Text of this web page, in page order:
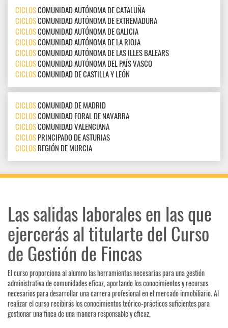
CICLOSCOMUNIDAD AUTÓNOMA DE CATALUÑA
CICLOSCOMUNIDAD AUTÓNOMA DE EXTREMADURA
CICLOSCOMUNIDAD AUTÓNOMA DE GALICIA
CICLOSCOMUNIDAD AUTÓNOMA DE LA RIOJA
CICLOSCOMUNIDAD AUTÓNOMA DE LAS ILLES BALEARS
CICLOSCOMUNIDAD AUTÓNOMA DEL PAÍS VASCO
CICLOSCOMUNIDAD DE CASTILLA Y LEÓN
CICLOSCOMUNIDAD DE MADRID
CICLOSCOMUNIDAD FORAL DE NAVARRA
CICLOSCOMUNIDAD VALENCIANA
CICLOSPRINCIPADO DE ASTURIAS
CICLOSREGIÓN DE MURCIA
Las salidas laborales en las que
ejercerás al titularte del Curso
de Gestión de Fincas
El curso proporciona al alumno las herramientas necesarias para una gestión
administrativa de comunidades eficaz, aportando los conocimientos y recursos
necesarios para desarrollar una carrera profesional en el mercado inmobiliario. Al
realizar el curso recibirás los conocimientos teórico-prácticos suficientes para
gestionar una finca de una manera responsable y eficaz.